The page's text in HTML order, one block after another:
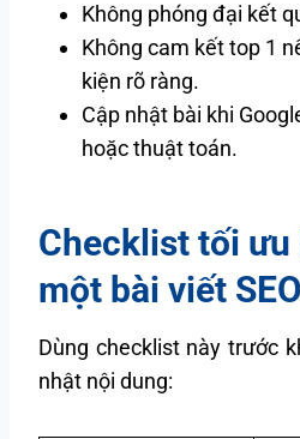
Không phóng đại kết
Không cam kết top 1
kiện rõ ràng.
Cập nhật bài khi
hoặc thuật toán.
Checklist tối ưu
một bài viết SEO
Dùng checklist này trước
nhật nội dung: